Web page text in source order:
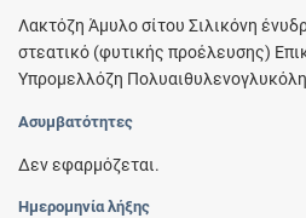
Λακτόζη Άμυλο σίτου Σιλικόνη
στεατικό (φυτικής προέλευσης)
Υπρομελλόζη
Ασυμβατότητες
Δεν εφαρμόζεται.
Ημερομηνία λήξης